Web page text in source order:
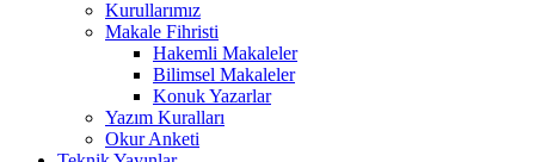
Kurullarımız
Makale Fihristi
Hakemli Makaleler
Bilimsel Makaleler
Konuk Yazarlar
Yazım Kuralları
Okur Anketi